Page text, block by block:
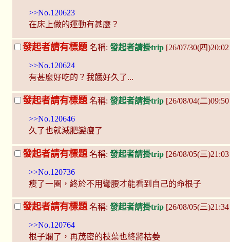
>>No.120623
在床上做的運動有甚麼？
發起者請有標題 名稱: 發起者請掛trip [26/07/30(四
>>No.120624
有甚麼好吃的？我餓好久了...
發起者請有標題 名稱: 發起者請掛trip [26/08/04(二
>>No.120646
久了也就減肥變瘦了
發起者請有標題 名稱: 發起者請掛trip [26/08/05(三
>>No.120736
瘦了一圈，終於不用彎腰才能看到自己的命根子
發起者請有標題 名稱: 發起者請掛trip [26/08/05(三
>>No.120764
根子爛了，再茂密的枝葉也終將枯萎